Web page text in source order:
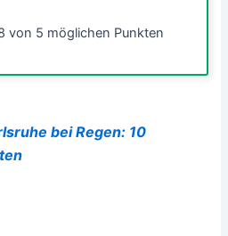
von 5 möglichen Punkten
bei Regen: 10